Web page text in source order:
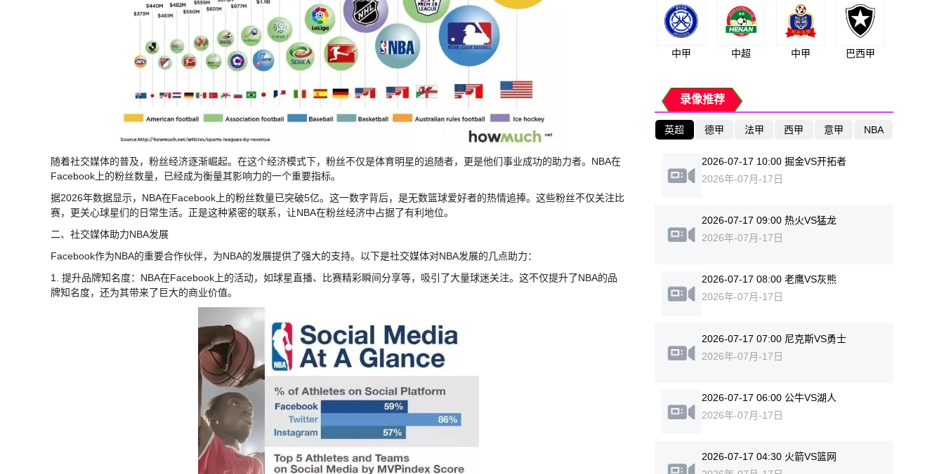
随着社交媒体的普及，粉丝经济逐渐崛起。在这个经济模式下，粉丝不仅是体育明星的追随者，更是他们事业成功的助力者。NBA在
Facebook上的粉丝数量，已经成为衡量其影响力的一个重要指标。
据2026年数据显示，NBA在Facebook上的粉丝数量已突破5亿。这一数字背后，是无数篮球爱好者的热情追捧。这些粉丝不仅关注比
赛，更关心球星们的日常生活。正是这种紧密的联系，让NBA在粉丝经济中占据了有利地位。
二、社交媒体助力NBA发展
Facebook作为NBA的重要合作伙伴，为NBA的发展提供了强大的支持。以下是社交媒体对NBA发展的几点助力：
1. 提升品牌知名度：NBA在Facebook上的活动，如球星直播、比赛精彩瞬间分享等，吸引了大量球迷关注。这不仅提升了NBA的品
牌知名度，还为其带来了巨大的商业价值。
中甲 中超 中甲 巴西甲
录像推荐
英超 德甲 法甲 西甲 意甲 NBA
2026-07-17 10:00 掘金VS开拓者
2026年-07月-17日
2026-07-17 09:00 热火VS猛龙
2026年-07月-17日
2026-07-17 08:00 老鹰VS灰熊
2026年-07月-17日
2026-07-17 07:00 尼克斯VS勇士
2026年-07月-17日
2026-07-17 06:00 公牛VS湖人
2026年-07月-17日
2026-07-17 04:30 火箭VS篮网